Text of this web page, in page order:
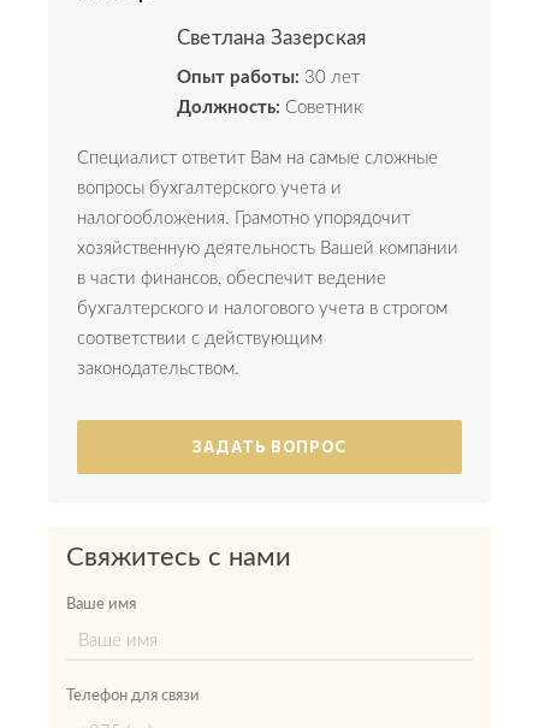
Светлана Зазерская
Опыт работы: 30 лет
Должность: Советник
Специалист ответит Вам на самые сложные
вопросы бухгалтерского учета и
налогообложения. Грамотно упорядочит
хозяйственную деятельность Вашей компании
в части финансов, обеспечит ведение
бухгалтерского и налогового учета в строгом
соответствии с действующим
законодательством.
ЗАДАТЬ ВОПРОС
Свяжитесь с нами
Ваше имя
Телефон для связи